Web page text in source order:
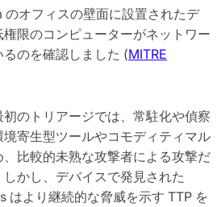
オフィスの壁面に設置されたデ
限のコンピューターがネットワー
のを確認しました (MITRE
のトリアージでは、常駐化や偵察
寄生型ツールやコモディティマル
比較的未熟な攻撃者による攻撃だ
かし、デバイスで発見された
はより継続的な脅威を示す TTP を